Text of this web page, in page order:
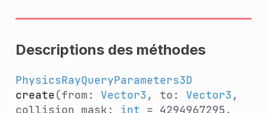
Descriptions des méthodes
PhysicsRayQueryParameters3D
create(from: Vector3, to: Vector3,
collision_mask: int = 4294967295,